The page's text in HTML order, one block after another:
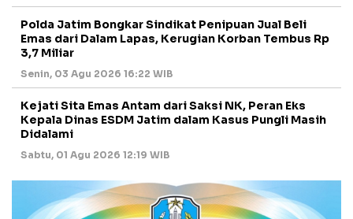
Polda Jatim Bongkar Sindikat Penipuan Jual Beli
Emas dari Dalam Lapas, Kerugian Korban Tembus Rp
3,7 Miliar
Senin, 03 Agu 2026 16:22 WIB
Kejati Sita Emas Antam dari Saksi NK, Peran Eks
Kepala Dinas ESDM Jatim dalam Kasus Pungli Masih
Didalami
Sabtu, 01 Agu 2026 12:19 WIB